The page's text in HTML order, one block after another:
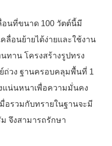
อนที่ขนาด 100 วัตต์นี้มี
ลื่อนย้ายได้ง่ายและใช้งาน
ทาน โครงสร้างรูปทรง
ถ่วง ฐานครอบคลุมพื้นที่ 1
แน่นหนาเพื่อความมั่นคง
อรวมกับทรายในฐานจะมี
จึงสามารถรักษา